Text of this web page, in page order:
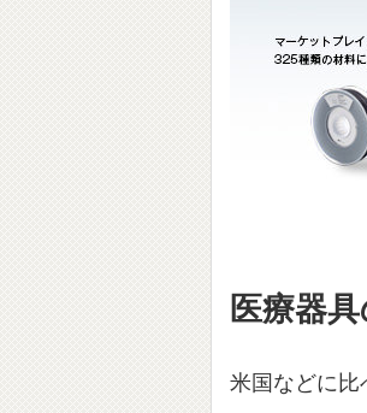
医療器
米国などに比